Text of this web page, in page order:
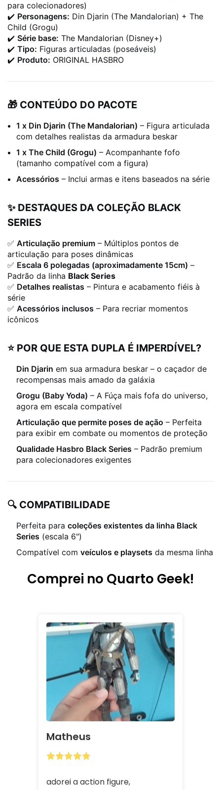
para colecionadores)
✔️ Personagens: Din Djarin (The Mandalorian) + The
Child (Grogu)
✔️ Série base: The Mandalorian (Disney+)
✔️ Tipo: Figuras articuladas (poseáveis)
✔️ Produto: ORIGINAL HASBRO
🎁 CONTEÚDO DO PACOTE
1 x Din Djarin (The Mandalorian) – Figura articulada
com detalhes realistas da armadura beskar
1 x The Child (Grogu) – Acompanhante fofo
(tamanho compatível com a figura)
Acessórios – Inclui armas e itens baseados na série
✨ DESTAQUES DA COLEÇÃO BLACK
SERIES
✅ Articulação premium – Múltiplos pontos de
articulação para poses dinâmicas
✅ Escala 6 polegadas (aproximadamente 15cm) –
Padrão da linha Black Series
✅ Detalhes realistas – Pintura e acabamento fiéis à
série
✅ Acessórios inclusos – Para recriar momentos
icônicos
⭐ POR QUE ESTA DUPLA É IMPERDÍVEL?
Din Djarin em sua armadura beskar – o caçador de
recompensas mais amado da galáxia
Grogu (Baby Yoda) – A Fúça mais fofa do universo,
agora em escala compatível
Articulação que permite poses de ação – Perfeita
para exibir em combate ou momentos de proteção
Qualidade Hasbro Black Series – Padrão premium
para colecionadores exigentes
🔍 COMPATIBILIDADE
Perfeita para coleções existentes da linha Black
Series (escala 6")
Compatível com veículos e playsets da mesma linha
Comprei no Quarto Geek!
Matheus
adorei a action figure,